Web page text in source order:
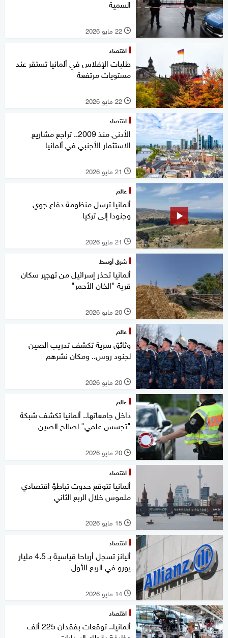
السمية
l 22 مايو 2026
اقتصاد
طلبات الإفلاس في ألمانيا تستقر عند
مستويات مرتفعة
l 22 مايو 2026
اقتصاد
الأدنى منذ 2009.. تراجع مشاريع
الاستثمار الأجنبي في ألمانيا
l 21 مايو 2026
عالم
ألمانيا ترسل منظومة دفاع جوي
وجنودا إلى تركيا
l 21 مايو 2026
شرق أوسط
ألمانيا تحذر إسرائيل من تهجير سكان
قرية "الخان الأحمر"
l 20 مايو 2026
عالم
وثائق سرية تكشف تدريب الصين
لجنود روس.. ومكان نشرهم
l 20 مايو 2026
عالم
داخل جامعاتها.. ألمانيا تكشف شبكة
"تجسس علمي" لصالح الصين
l 20 مايو 2026
اقتصاد
ألمانيا تتوقع حدوث تباطؤ اقتصادي
ملموس خلال الربع الثاني
l 15 مايو 2026
اقتصاد
أليانز تسجل أرباحا قياسية بـ 4.5 مليار
يورو في الربع الأول
l 14 مايو 2026
اقتصاد
ألمانيا.. توقعات بفقدان 225 ألف